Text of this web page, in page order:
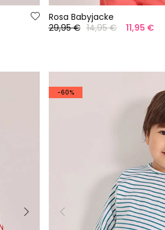
Rosa Babyjacke
29,95 € 14,95 € 11,95 €
-60%